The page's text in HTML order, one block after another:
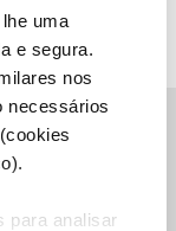
uma
e segura.
nos
necessários
para analisar
years ago